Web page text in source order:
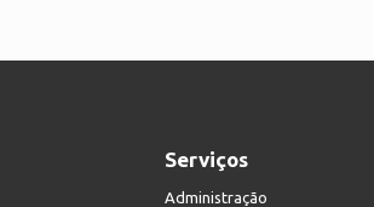
Serviços
Administração